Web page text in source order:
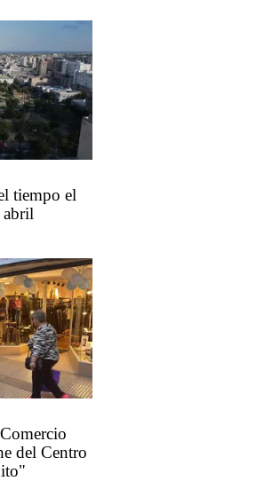
tiempo el
del Centro